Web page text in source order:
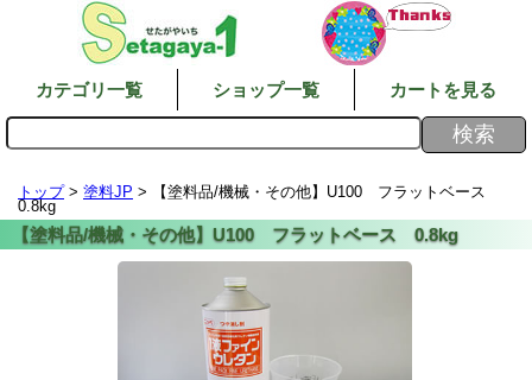
カテゴリ一覧 ショップ一覧 カートを見る
トップ> 塗料JP > 【塗料品/機械・その他】U100 フラットベース
0.8kg